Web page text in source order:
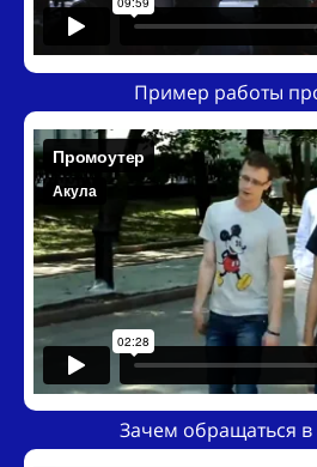
Пример работы
Зачем обращаться в